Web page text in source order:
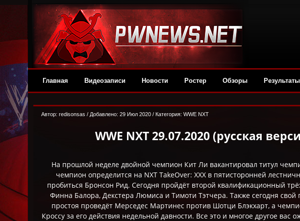
Главная Видеозаписи Новости Ростер Обзоры Результаты
Автор: redisonsas / Добавлено: 29 Июл 2020 / Категория: WWE NXT
WWE NXT 29.07.2020 (русская
На прошлой неделе двойной чемпион Кит Ли вакантировал титул
чемпион определится на NXT TakeOver: XXX в пятисторонней
пробиться Бронсон Рид. Сегодня пройдёт второй квалификационный
Финна Балора, Декстера Люмиса и Тимоти Тэтчера. Также сегодня свой
простоя проведёт Мерседес Мартинес против Шотци Блэкхарт, а
Кроссу за его действия недельной давности. Все это и многое другое вас